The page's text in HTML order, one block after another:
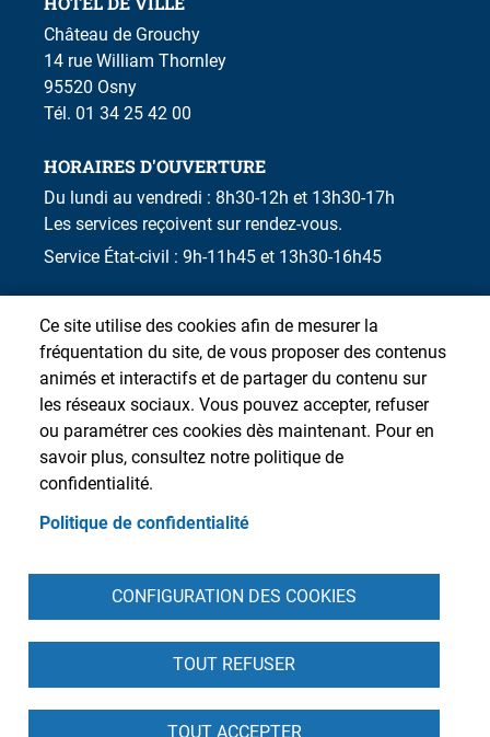
Château de Grouchy
14 rue William Thornley
95520 Osny
Tél. 01 34 25 42 00
HORAIRES D'OUVERTURE
Du lundi au vendredi : 8h30-12h et 13h30-17h
Les services reçoivent sur rendez-vous.
Service État-civil : 9h-11h45 et 13h30-16h45
Ce site utilise des cookies afin de mesurer la
fréquentation du site, de vous proposer des contenus
animés et interactifs et de partager du contenu sur
les réseaux sociaux. Vous pouvez accepter, refuser
ou paramétrer ces cookies dès maintenant. Pour en
savoir plus, consultez notre politique de
confidentialité.
Politique de confidentialité
CONFIGURATION DES COOKIES
TOUT REFUSER
TOUT ACCEPTER
Pied de pagePlan du siteContactIntranetMentions légales
Accessibilité : partiellement conforme